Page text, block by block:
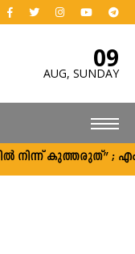
09
AUG, SUNDAY
നിന്ന് കുത്തരുത്” ;